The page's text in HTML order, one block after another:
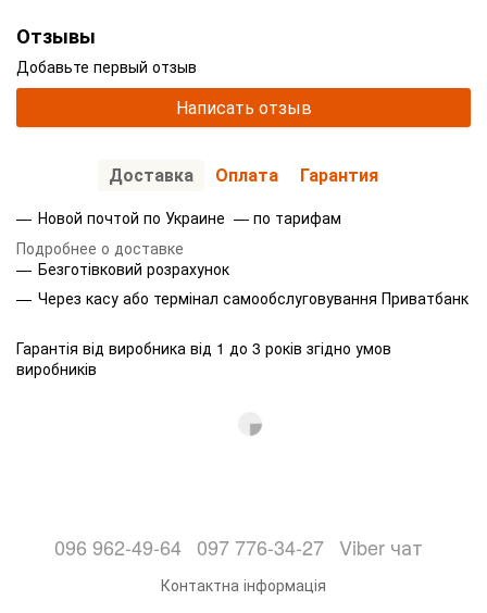
Отзывы
Добавьте первый отзыв
Написать отзыв
Доставка Оплата Гарантия
Новой почтой по Украине — по тарифам
Подробнее о доставке
Безготівковий розрахунок
Через касу або термінал самообслуговування Приватбанк
Гарантія від виробника від 1 до 3 років згідно умов
виробників
096 962-49-64 097 776-34-27 Viber чат
Контактна інформація